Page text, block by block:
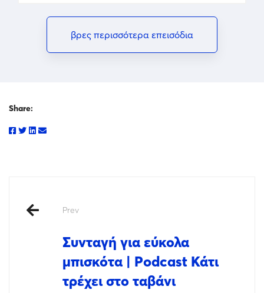
βρες περισσότερα επεισόδια
Share:
Prev
Συνταγή για εύκολα
μπισκότα | Podcast Κάτι
τρέχει στο ταβάνι